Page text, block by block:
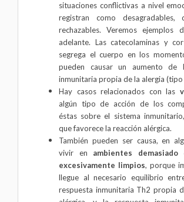
situaciones conflictivas a nivel
registran como desagradables,
rechazables. Veremos ejemplos
adelante. Las catecolaminas y
segrega el cuerpo en los
pueden causar un aumento de
inmunitaria propia de la alergia
Hay casos relacionados con las
algún tipo de acción de los
éstas sobre el sistema
que favorece la reacción alérgica.
También pueden ser causa, en
vivir en ambientes
excesivamente limpios, porque
llegue al necesario equilibrio
respuesta inmunitaria Th2 propia